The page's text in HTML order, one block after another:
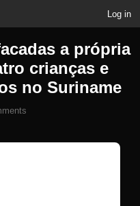
Log in
a própria
crianças e
no Suriname